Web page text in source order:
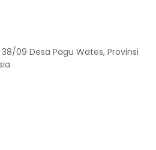
09 Desa Pagu Wates, Provinsi